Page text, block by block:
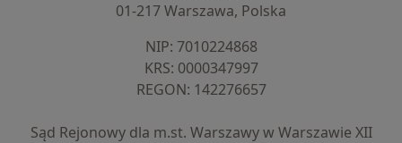
01-217 Warszawa, Polska
NIP: ⁠7010224868
KRS: ⁠0000347997
REGON: ⁠142276657
Sąd Rejonowy dla m.st. Warszawy w Warszawie XII